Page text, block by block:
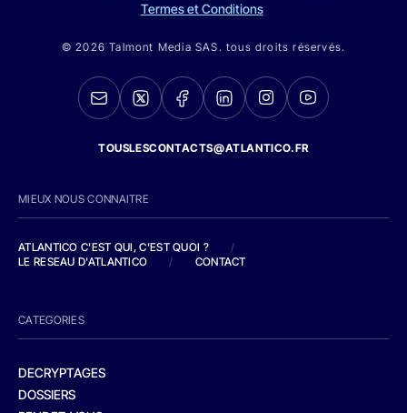
Termes et Conditions
© 2026 Talmont Media SAS. tous droits réservés.
TOUSLESCONTACTS@ATLANTICO.FR
MIEUX NOUS CONNAITRE
ATLANTICO C'EST QUI, C'EST QUOI ?
/
LE RESEAU D'ATLANTICO
/ CONTACT
CATEGORIES
DECRYPTAGES
DOSSIERS